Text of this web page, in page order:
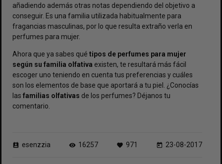
añadiendo además otras notas dependiendo del objetivo a
conseguir. Es una familia utilizada habitualmente para
fragancias masculinas, por lo que resulta extraño verla en
perfumes para mujer.
Ahora que ya sabes qué tipos de perfumes para mujer
según su familia olfativa existen, te resultará más fácil
escoger uno teniendo en cuenta tus preferencias y cuáles
son los elementos de base que aportará a tu piel. ¿Conocías
las familias olfativas de los perfumes? Déjanos tu
comentario.
perm_contact_calendar esenzzia visibility 16257 favorite 971 today 23-08-2017